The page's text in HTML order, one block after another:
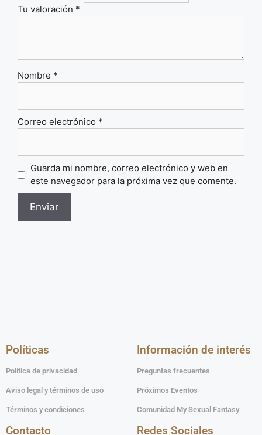
Tu valoración *
Nombre *
Correo electrónico *
Guarda mi nombre, correo electrónico y web en
este navegador para la próxima vez que comente.
Políticas
Política de privacidad
Aviso legal y términos de uso
Términos y condiciones
Información de interés
Preguntas frecuentes
Próximos Eventos
Comunidad My Sexual Fantasy
Contacto Redes Sociales